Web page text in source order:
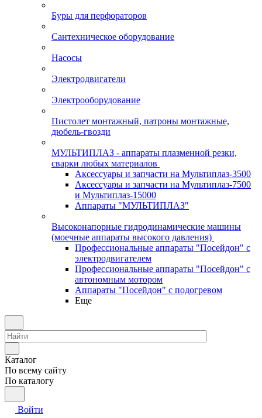
Буры для перфораторов
Сантехническое оборудование
Насосы
Электродвигатели
Электрооборудование
Пистолет монтажный, патроны монтажные,
дюбель-гвозди
МУЛЬТИПЛАЗ - аппараты плазменной резки,
сварки любых материалов
Аксессуары и запчасти на Мультиплаз-3500
Аксессуары и запчасти на Мультиплаз-7500
и Мультиплаз-15000
Аппараты "МУЛЬТИПЛАЗ"
Высоконапорные гидродинамические машины
(моечные аппараты высокого давления)
Профессиональные аппараты "Посейдон" с
электродвигателем
Профессиональные аппараты "Посейдон" с
автономным мотором
Аппараты "Посейдон" с подогревом
Еще
Каталог
По всему сайту
По каталогу
Войти